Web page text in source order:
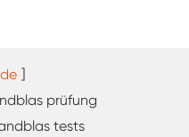
]
prüfung
tests